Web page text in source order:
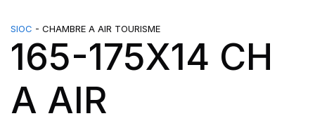
SIOC - CHAMBRE A AIR TOURISME
165-175X14 CH
A AIR